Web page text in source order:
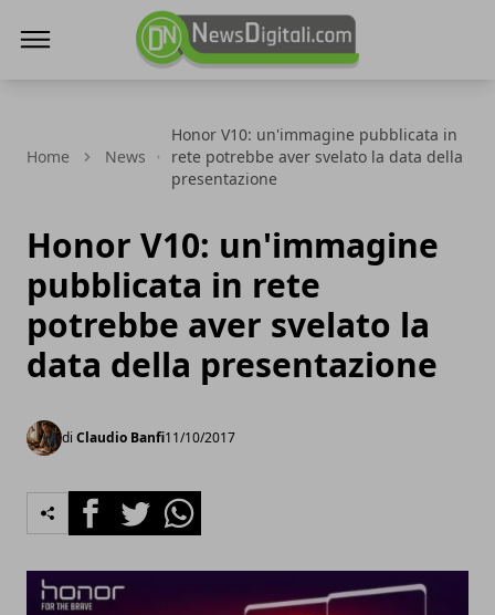
Home News
Honor V10: un'immagine pubblicata in
rete potrebbe aver svelato la data della
presentazione
Honor V10: un'immagine
pubblicata in rete
potrebbe aver svelato la
data della presentazione
di Claudio Banfi11/10/2017
FacebookTwitterWhatsapp